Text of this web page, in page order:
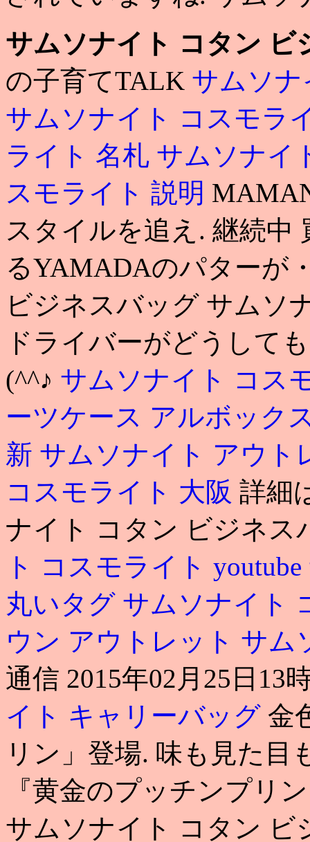
サムソナイト コタン ビ
の子育てTALK サムソ
サムソナイト コスモラ
ライト 名札 サムソナイ
スモライト 説明
スタイルを追え. 継続中
るYAMADAのパターが
ビジネスバッグ サムソ
ドライバーがどうして
(^^♪ サムソナイト コス
ーツケース アルボック
新 サムソナイト アウト
コスモライト 大阪 詳細
ナイト コタン ビジネ
ト コスモライト youtube
丸いタグ サムソナイト
ウン アウトレット サ
通信 2015年02月25日13
イト キャリーバッグ 金
リン」登場. 味も見た目
『黄金のプッチンプリ
サムソナイト コタン ビ